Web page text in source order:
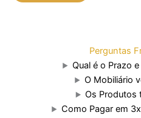
Perguntas
Qual é o Prazo
O Mobiliário
Os Produtos
Como Pagar em